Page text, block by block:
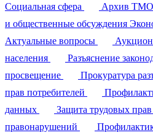
Социальная сфера
Архив ТМО
и общественные обсуждения
Актуальные вопросы
населения
Разъяснение
просвещение
Прокуратура
прав потребителей
данных
Защита трудовых прав
правонарушений